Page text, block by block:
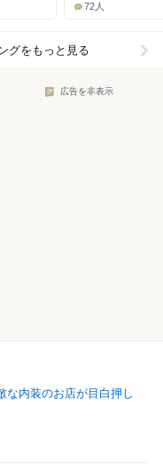
72人
グをもっと見る
広告を非表示
な内装のお店が目白押し